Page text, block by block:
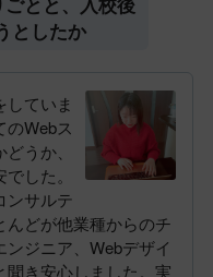
としたか
ていま
Webス
うか、
した。
ンサルテ
んどが他業種からのチ
ジニア、Webデザイ
き安心しました。実